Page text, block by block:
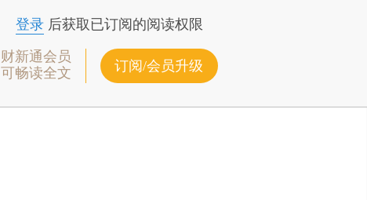
登录后获取已订阅的阅读权限
财新通会员
可畅读全文
订阅/会员升级